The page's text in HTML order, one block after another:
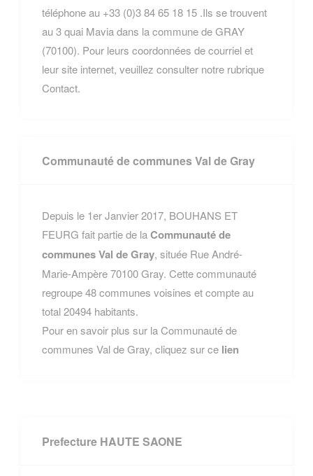
téléphone au +33 (0)3 84 65 18 15 .Ils se trouvent
au 3 quai Mavia dans la commune de GRAY
(70100). Pour leurs coordonnées de courriel et
leur site internet, veuillez consulter notre rubrique
Contact.
Communauté de communes Val de Gray
Depuis le 1er Janvier 2017, BOUHANS ET
FEURG fait partie de laCommunauté de
communes Val de Gray, située Rue André-
Marie-Ampère 70100 Gray. Cette communauté
regroupe 48 communes voisines et compte au
total 20494 habitants.
Pour en savoir plus sur la Communauté de
communes Val de Gray, cliquez sur ce lien
Prefecture HAUTE SAONE